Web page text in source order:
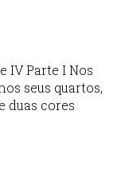
IV Parte I Nos
seus quartos,
duas cores